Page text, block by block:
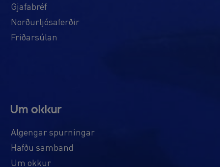
Gjafabréf
Norðurljósaferðir
Friðarsúlan
Um okkur
Algengar spurningar
Hafðu samband
Um okkur